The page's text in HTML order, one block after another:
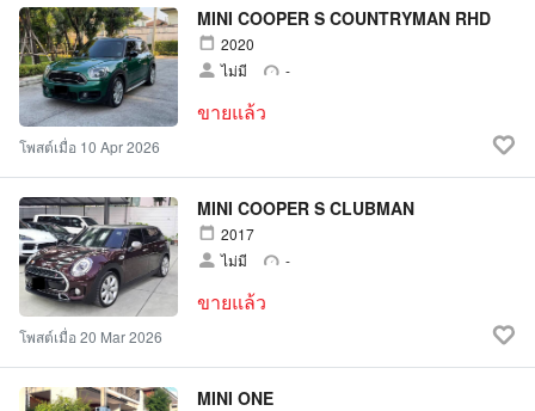
MINI COOPER S COUNTRYMAN RHD
2020
ไม่มี
-
ขายแล้ว
โพสต์เมื่อ 10 Apr 2026
MINI COOPER S CLUBMAN
2017
ไม่มี
-
ขายแล้ว
โพสต์เมื่อ 20 Mar 2026
MINI ONE